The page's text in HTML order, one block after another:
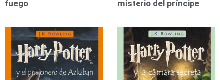
fuego
misterio del príncipe